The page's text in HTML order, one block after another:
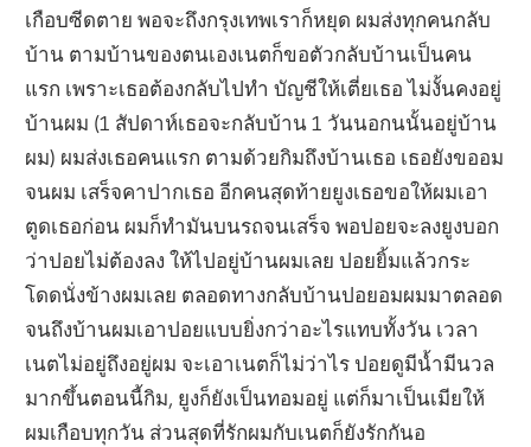
เกือบซีดตาย พอจะถึงกรุงเทพเราก็หยุด ผมส่งทุกคนกลับ
บ้าน ตามบ้านของตนเองเนตก็ขอตัวกลับบ้านเป็นคน
แรก เพราะเธอต้องกลับไปทำ บัญชีให้เตี่ยเธอ ไม่งั้นคงอยู่
บ้านผม (1 สัปดาห์เธอจะกลับบ้าน 1 วันนอกนนั้นอยู่บ้าน
ผม) ผมส่งเธอคนแรก ตามด้วยกิมถึงบ้านเธอ เธอยังขออม
จนผม เสร็จคาปากเธอ อีกคนสุดท้ายยูงเธอขอให้ผมเอา
ตูดเธอก่อน ผมก็ทำมันบนรถจนเสร็จ พอปอยจะลงยูงบอก
ว่าปอยไม่ต้องลง ให้ไปอยู่บ้านผมเลย ปอยยิ้มแล้วกระ
โดดนั่งข้างผมเลย ตลอดทางกลับบ้านปอยอมผมมาตลอด
จนถึงบ้านผมเอาปอยแบบยิ่งกว่าอะไรแทบทั้งวัน เวลา
เนตไม่อยู่ถึงอยู่ผม จะเอาเนตก็ไม่ว่าไร ปอยดูมีน้ำมีนวล
มากขึ้นตอนนี้กิม, ยูงก็ยังเป็นทอมอยู่ แต่ก็มาเป็นเมียให้
ผมเกือบทุกวัน ส่วนสุดที่รักผมกับเนตก็ยังรักกันอ